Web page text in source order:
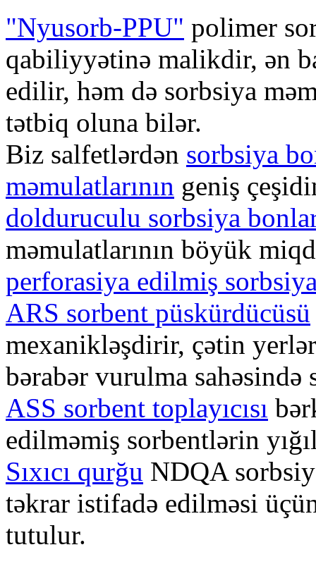
"Nyusorb-PPU" polimer
qabiliyyətinə malikdir, ən
edilir, həm də sorbsiya
tətbiq oluna bilər.
Biz salfetlərdən sorbsiya
məmulatlarının geniş
dolduruculu sorbsiya
məmulatlarının böyük
perforasiya edilmiş
ARS sorbent püskürdücüsü
mexanikləşdirir, çətin
bərabər vurulma sahəsində
ASS sorbent toplayıcısı
edilməmiş sorbentlərin
Sıxıcı qurğu NDQA
təkrar istifadə edilməsi
tutulur.